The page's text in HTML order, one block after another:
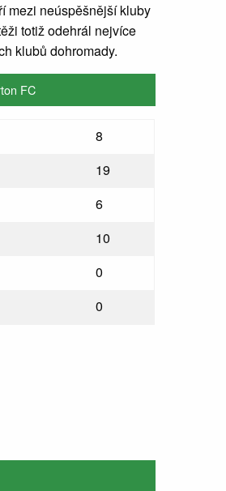
mezi neúspěšnější kluby
totiž odehrál nejvíce
klubů dohromady.
FC
8
19
6
10
0
0